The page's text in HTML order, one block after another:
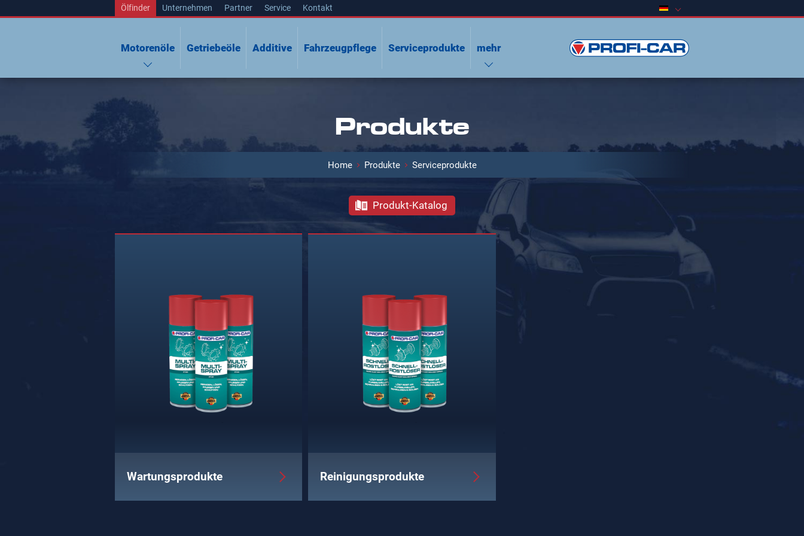
Ölfinder Unternehmen Partner Service Kontakt
Motorenöle Getriebeöle Additive Fahrzeugpflege Serviceprodukte mehr
Produkte
Home Produkte Serviceprodukte
Produkt-Katalog
Wartungsprodukte Reinigungsprodukte